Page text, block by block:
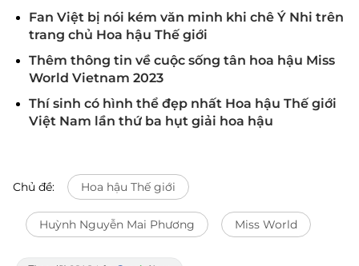
Fan Việt bị nói kém văn minh khi chê Ý Nhi trên
trang chủ Hoa hậu Thế giới
Thêm thông tin về cuộc sống tân hoa hậu Miss
World Vietnam 2023
Thí sinh có hình thể đẹp nhất Hoa hậu Thế giới
Việt Nam lần thứ ba hụt giải hoa hậu
Chủ đề: Hoa hậu Thế giới
Huỳnh Nguyễn Mai Phương Miss World